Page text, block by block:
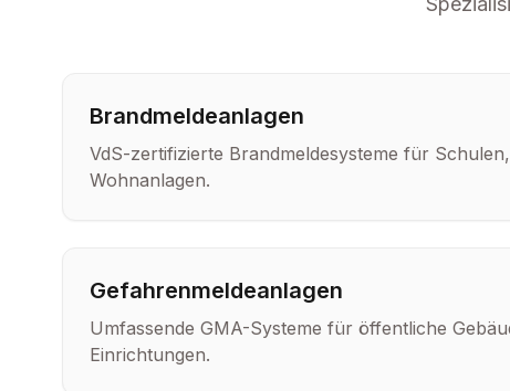
Brandmeldeanlagen
VdS-zertifizierte Brandmeldesysteme für
Wohnanlagen.
Gefahrenmeldeanlagen
Umfassende GMA-Systeme für öffentliche
Einrichtungen.